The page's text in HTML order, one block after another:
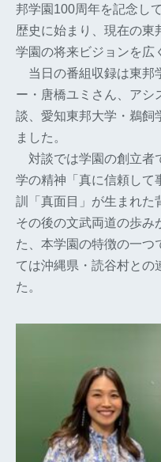
邦学園100周年を記念し
歴史に始まり、現在の東
学園の将来ビジョンを広
当日の番組収録は東邦
ー・唐橋ユミさん、アシ
談、愛知東邦大学・鵜飼
ました。
対談では学園の創立者
学の精神「真に信頼して
訓「真面目」が生まれた
その後の文武両道の歩み
た、本学園の特徴の一つ
ては沖縄県・読谷村との
た。